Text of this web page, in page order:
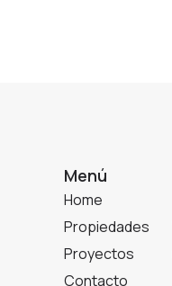
Menú
Home
Propiedades
Proyectos
Contacto